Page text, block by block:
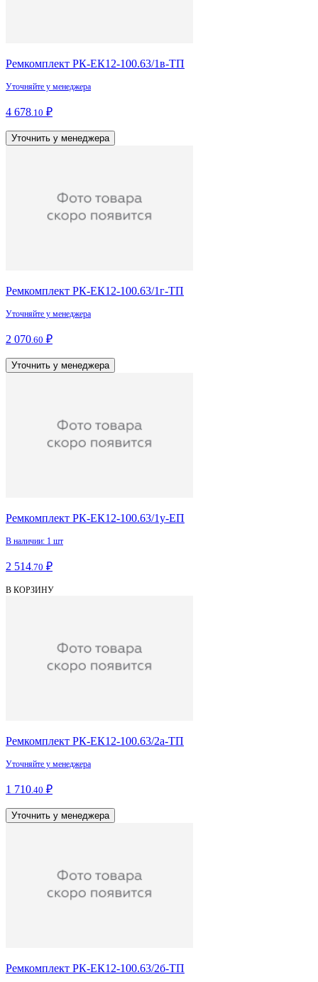
Ремкомплект РК-ЕК12-100.63/1в-ТП
Уточняйте у менеджера
4 678.10 ₽
Уточнить у менеджера
Ремкомплект РК-ЕК12-100.63/1г-ТП
Уточняйте у менеджера
2 070.60 ₽
Уточнить у менеджера
Ремкомплект РК-ЕК12-100.63/1у-ЕП
В наличии: 1 шт
2 514.70 ₽
В КОРЗИНУ
Ремкомплект РК-ЕК12-100.63/2а-ТП
Уточняйте у менеджера
1 710.40 ₽
Уточнить у менеджера
Ремкомплект РК-ЕК12-100.63/2б-ТП